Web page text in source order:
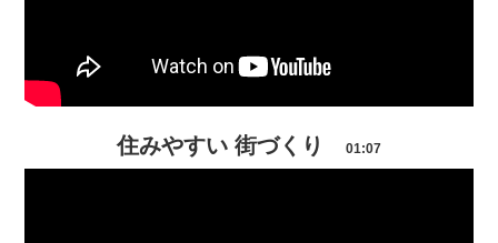
住みやすい 街づくり 01:07